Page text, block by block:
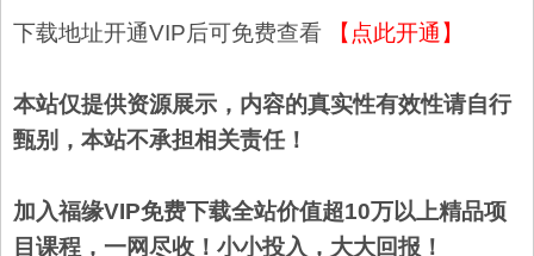
下载地址开通VIP后可免费查看 【点此开通】
本站仅提供资源展示，内容的真实性有效性请自行
甄别，本站不承担相关责任！
加入福缘VIP免费下载全站价值超10万以上精品项
目课程，一网尽收！小小投入，大大回报！